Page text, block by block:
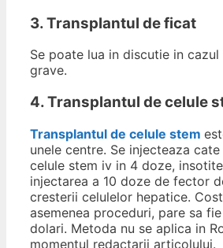
3. Transplantul de ficat
Se poate lua in discutie in
grave.
4. Transplantul de celule
Transplantul de celule stem
unele centre. Se injecteaza
celule stem iv in 4 doze,
injectarea a 10 doze de fector
cresterii celulelor hepatice.
asemenea proceduri, pare sa
dolari. Metoda nu se aplica in
momentul redactarii articolului.